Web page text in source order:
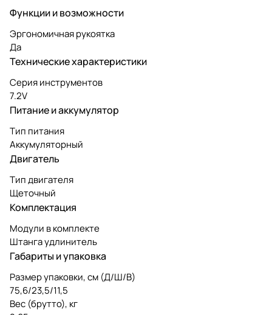
Функции и возможности
Эргономичная рукоятка
Да
Технические характеристики
Серия инструментов
7.2V
Питание и аккумулятор
Тип питания
Аккумуляторный
Двигатель
Тип двигателя
Щеточный
Комплектация
Модули в комплекте
Штанга удлинитель
Габариты и упаковка
Размер упаковки, см (Д/Ш/В)
75,6/23,5/11,5
Вес (брутто), кг